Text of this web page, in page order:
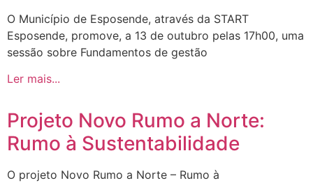
O Município de Esposende, através da START
Esposende, promove, a 13 de outubro pelas 17h00, uma
sessão sobre Fundamentos de gestão
Ler mais...
Projeto Novo Rumo a Norte:
Rumo à Sustentabilidade
O projeto Novo Rumo a Norte – Rumo à